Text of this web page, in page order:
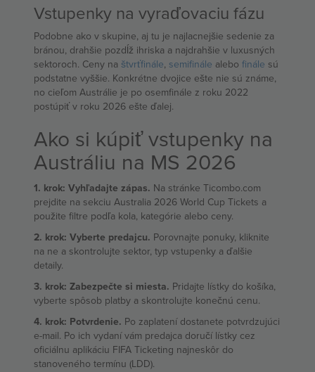
Vstupenky na vyraďovaciu fázu
Podobne ako v skupine, aj tu je najlacnejšie sedenie za
bránou, drahšie pozdĺž ihriska a najdrahšie v luxusných
sektoroch. Ceny na štvrťfinále, semifinále alebo finále sú
podstatne vyššie. Konkrétne dvojice ešte nie sú známe,
no cieľom Austrálie je po osemfinále z roku 2022
postúpiť v roku 2026 ešte ďalej.
Ako si kúpiť vstupenky na
Austráliu na MS 2026
1. krok: Vyhľadajte zápas. Na stránke Ticombo.com
prejdite na sekciu Australia 2026 World Cup Tickets a
použite filtre podľa kola, kategórie alebo ceny.
2. krok: Vyberte predajcu. Porovnajte ponuky, kliknite
na ne a skontrolujte sektor, typ vstupenky a ďalšie
detaily.
3. krok: Zabezpečte si miesta. Pridajte lístky do košíka,
vyberte spôsob platby a skontrolujte konečnú cenu.
4. krok: Potvrdenie. Po zaplatení dostanete potvrdzujúci
e-mail. Po ich vydaní vám predajca doručí lístky cez
oficiálnu aplikáciu FIFA Ticketing najneskôr do
stanoveného termínu (LDD).